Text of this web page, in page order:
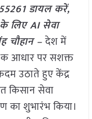
डायल करें,
लिए AI सेवा
चौहान –देश में
आधार पर सशक्त
उठाते हुए केंद्र
किसान सेवा
शुभारंभ किया।